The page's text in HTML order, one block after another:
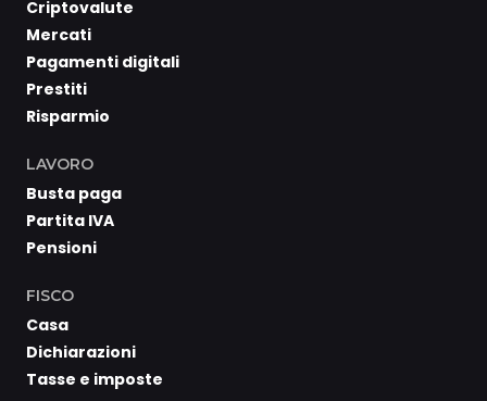
Criptovalute
Mercati
Pagamenti digitali
Prestiti
Risparmio
LAVORO
Busta paga
Partita IVA
Pensioni
FISCO
Casa
Dichiarazioni
Tasse e imposte